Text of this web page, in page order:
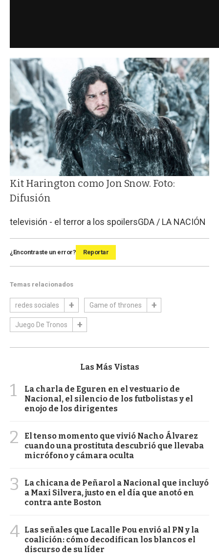
Kit Harington como Jon Snow. Foto:
Difusión
televisión - el terror a los spoilersGDA / LA NACIÓN
¿Encontraste un error? Reportar
Temas relacionados
redes sociales Game of thrones
Juego De Tronos
Las Más Vistas
1
La charla de Eguren en el vestuario de
Nacional, el silencio de los futbolistas y el
enojo de los dirigentes
2
El tenso momento que vivió Nacho Álvarez
cuando una prostituta descubrió que llevaba
micrófono y cámara oculta
3
La chicana de Peñarol a Nacional que incluyó
a Maxi Silvera, justo en el día que anotó en
contra ante Boston
4 Las señales que Lacalle Pou envió al PN y la
coalición: cómo decodifican los blancos el
discurso de su líder